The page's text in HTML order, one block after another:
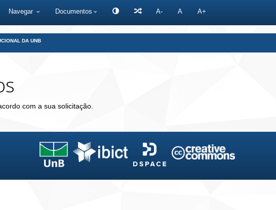
Navegar Documentos A- A A+
DA UNB
com a sua solicitação.